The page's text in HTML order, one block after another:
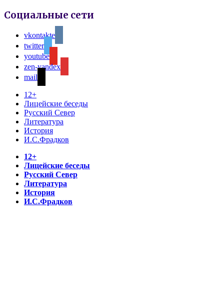
Социальные сети
vkontakte
twitter
youtube
zen-yandex
mail
12+
Лицейские беседы
Русский Север
Литература
История
И.С.Фрадков
12+
Лицейские беседы
Русский Север
Литература
История
И.С.Фрадков